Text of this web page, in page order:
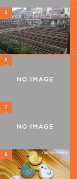
5
6
7
8